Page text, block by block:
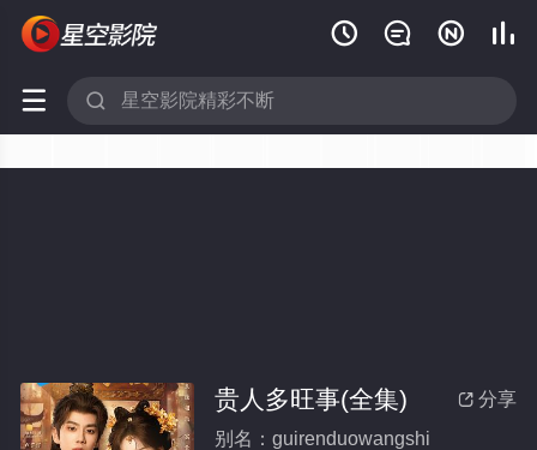
   
 
 分享
贵人多旺事(全集)
别名：guirenduowangshi